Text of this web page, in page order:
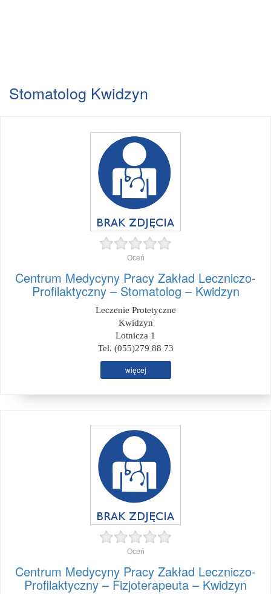
Stomatolog Kwidzyn
Oceń
Centrum Medycyny Pracy Zakład Leczniczo-
Profilaktyczny – Stomatolog – Kwidzyn
Leczenie Protetyczne
Kwidzyn
Lotnicza 1
Tel. (055)279 88 73
więcej
Oceń
Centrum Medycyny Pracy Zakład Leczniczo-
Profilaktyczny – Fizjoterapeuta – Kwidzyn